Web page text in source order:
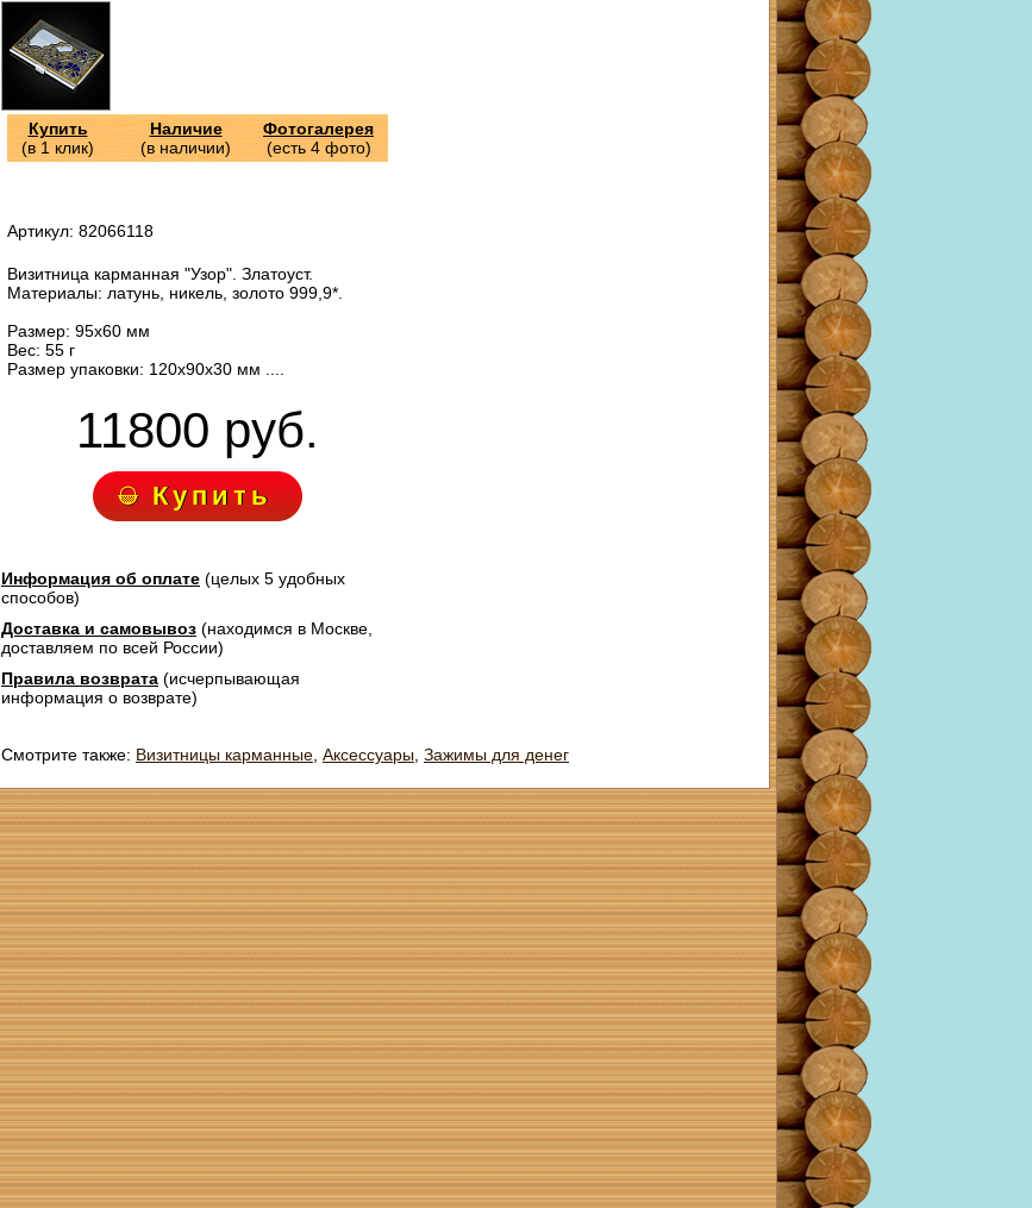
Купить
(в 1 клик)
Наличие
(в наличии)
Фотогалерея
(есть 4 фото)
Артикул: 82066118
Визитница карманная "Узор". Златоуст.
Материалы: латунь, никель, золото 999,9*.
Размер: 95х60 мм
Вес: 55 г
Размер упаковки: 120х90х30 мм ....
11800 руб.
Купить
Информация об оплате (целых 5 удобных
способов)
Доставка и самовывоз (находимся в Москве,
доставляем по всей России)
Правила возврата (исчерпывающая
информация о возврате)
Смотрите также: Визитницы карманные Аксессуары Зажимы для денег